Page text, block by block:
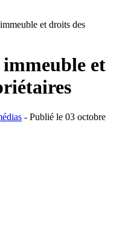
et droits des
et
- Publié le 03 octobre